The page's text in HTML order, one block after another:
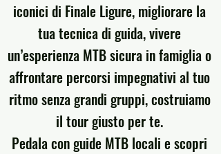
iconici di Finale Ligure, migliorare la
tua tecnica di guida, vivere
un’esperienza MTB sicura in famiglia o
affrontare percorsi impegnativi al tuo
ritmo senza grandi gruppi, costruiamo
il tour giusto per te.
Pedala con guide MTB locali e scopri